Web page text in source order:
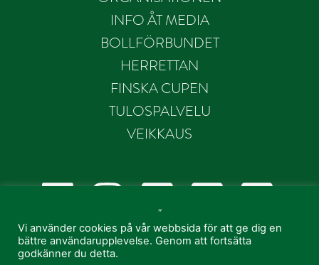
INFO ÅT MEDIA
BOLLFÖRBUNDET
HERRETTAN
FINSKA CUPEN
TULOSPALVELU
VEIKKAUS
“
Vi använder cookies på vår webbsida för att ge dig en
bättre användarupplevelse. Genom att fortsätta
godkänner du detta.